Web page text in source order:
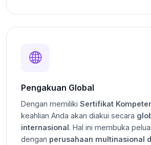
Pengakuan Global
Dengan memiliki Sertifikat
keahlian Anda akan diakui secara
internasional. Hal ini membuka
dengan perusahaan multinasional